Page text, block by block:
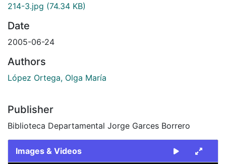
214-3.jpg (74.34 KB)
Date
2005-06-24
Authors
López Ortega, Olga María
Publisher
Biblioteca Departamental Jorge Garces Borrero
Images & Videos